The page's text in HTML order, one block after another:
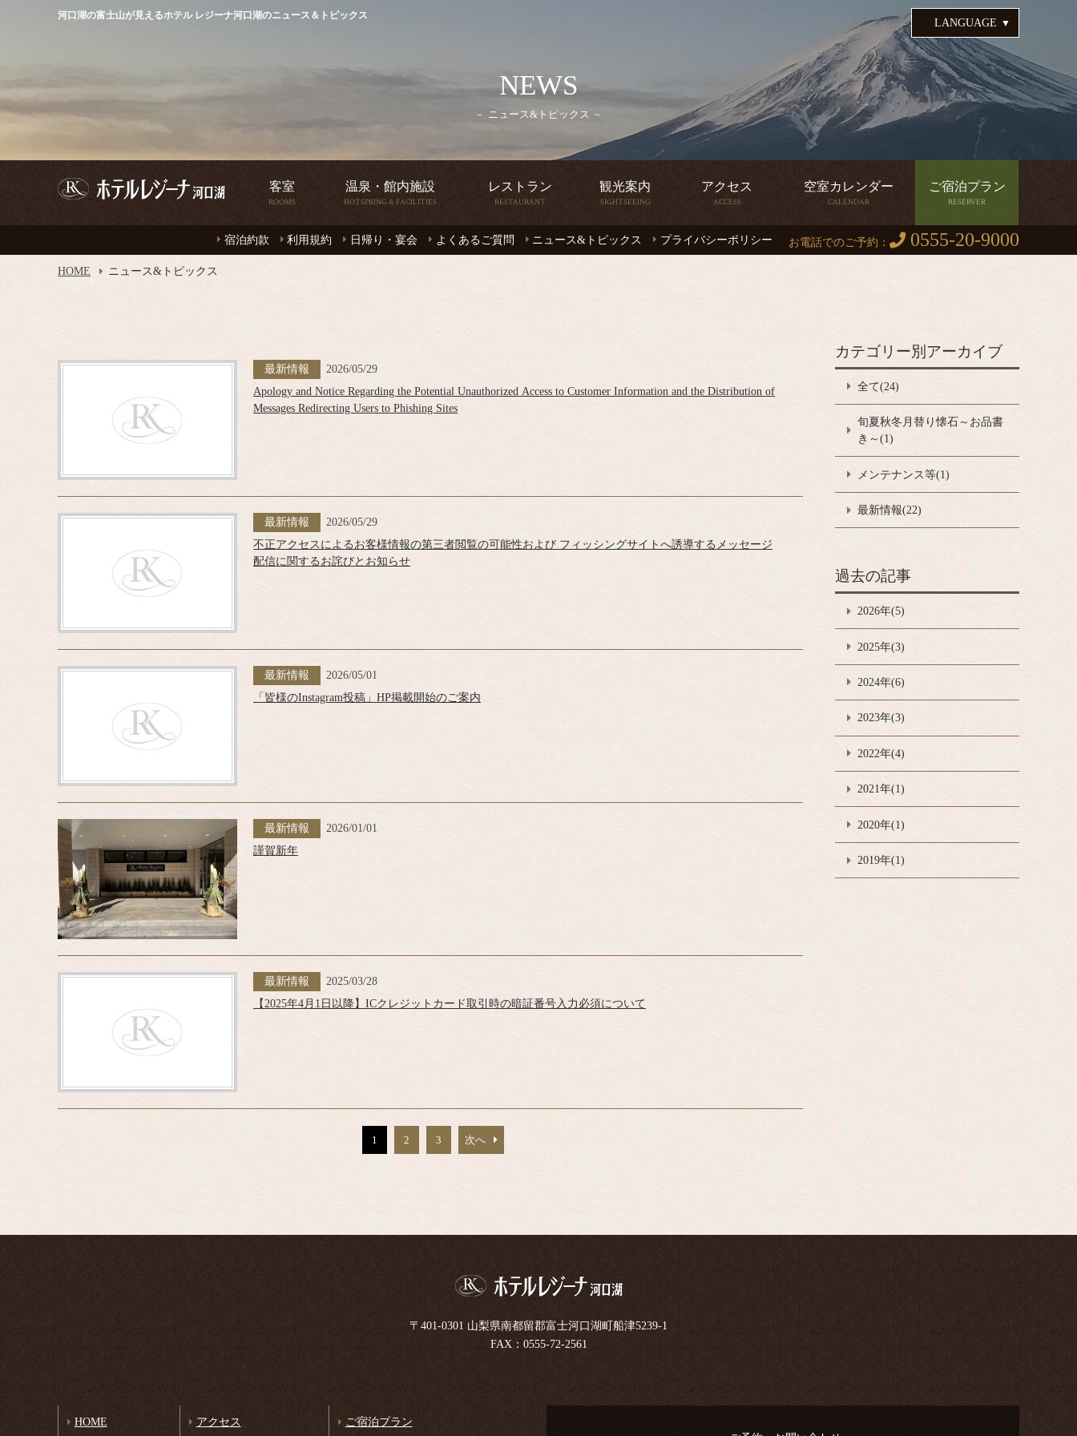
河口湖の富士山が見えるホテル レジーナ河口湖のニュース＆トピックス
LANGUAGE
NEWS
ニュース&トピックス
客室
ROOMS
温泉・館内施設
HOTSPRING & FACILITIES
レストラン
RESTAURANT
観光案内
SIGHTSEEING
アクセス
ACCESS
空室カレンダー
CALENDAR
ご宿泊プラン
RESERVER
お電話でのご予約： 0555-20-9000
宿泊約款 利用規約 日帰り・宴会 よくあるご質問 ニュース&トピックス プライバシーポリシー
空室カレンダー
CALENDAR
ご宿泊プラン
RESERVER
HOME ニュース&トピックス
最新情報
2026/05/29
Apology and Notice Regarding the Potential Unauthorized Access to Customer Information and the Distribution of
Messages Redirecting Users to Phishing Sites
最新情報
2026/05/29
不正アクセスによるお客様情報の第三者閲覧の可能性および フィッシングサイトへ誘導するメッセージ
配信に関するお詫びとお知らせ
最新情報
2026/05/01
「皆様のInstagram投稿」HP掲載開始のご案内
最新情報
2026/01/01
謹賀新年
最新情報
2025/03/28
【2025年4月1日以降】ICクレジットカード取引時の暗証番号入力必須について
1 2 3 次へ
カテゴリー別アーカイブ
全て(24)
旬夏秋冬月替り懐石～お品書
き～(1)
メンテナンス等(1)
最新情報(22)
過去の記事
2026年(5)
2025年(3)
2024年(6)
2023年(3)
2022年(4)
2021年(1)
2020年(1)
2019年(1)
〒401-0301 山梨県南都留郡富士河口湖町船津5239-1
FAX：0555-72-2561
HOME アクセス
ご宿泊プラン